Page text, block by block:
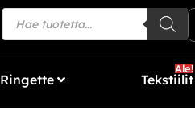
Ilmainen toimitus yli 80€
Ringette Tekstiilit
Ale!